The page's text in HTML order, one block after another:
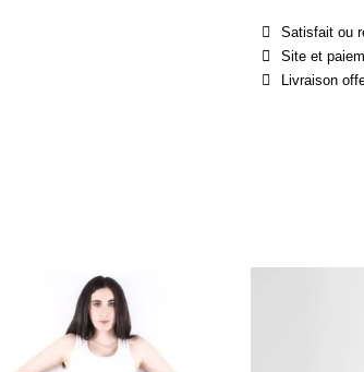
Satisfait ou
Site et
Livraison